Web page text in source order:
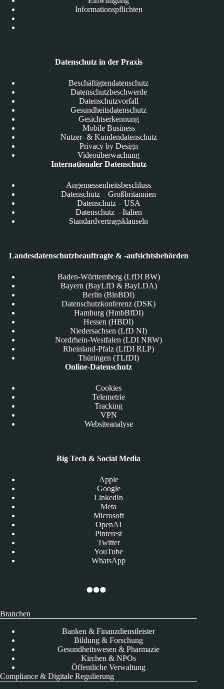
Informationspflichten
Datenschutz in der Praxis
Beschäftigtendatenschutz
Datenschutzbeschwerde
Datenschutzvorfall
Gesundheitsdatenschutz
Gesichtserkennung
Mobile Business
Nutzer- & Kundendatenschutz
Privacy by Design
Videoüberwachung
Internationaler Datenschutz
Angemessenheitsbeschluss
Datenschutz – Großbritannien
Datenschutz – USA
Datenschutz – Italien
Standardvertragsklauseln
Landesdatenschutzbeauftragte & -aufsichtsbehörden
Baden-Württemberg (LfDI BW)
Bayern (BayLfD & BayLDA)
Berlin (BlnBDI)
Datenschutzkonferenz (DSK)
Hamburg (HmbBfDI)
Hessen (HBDI)
Niedersachsen (LfD NI)
Nordrhein-Westfalen (LDI NRW)
Rheinland-Pfalz (LfDI RLP)
Thüringen (TLfDI)
Online-Datenschutz
Cookies
Telemetrie
Tracking
VPN
Websiteanalyse
Big Tech & Social Media
Apple
Google
LinkedIn
Meta
Microsoft
OpenAI
Pinterest
Twitter
YouTube
WhatsApp
Branchen
Banken & Finanzdienstleister
Bildung & Forschung
Gesundheitswesen & Pharmazie
Kirchen & NPOs
Öffentliche Verwaltung
Compliance & Digitale Regulierung